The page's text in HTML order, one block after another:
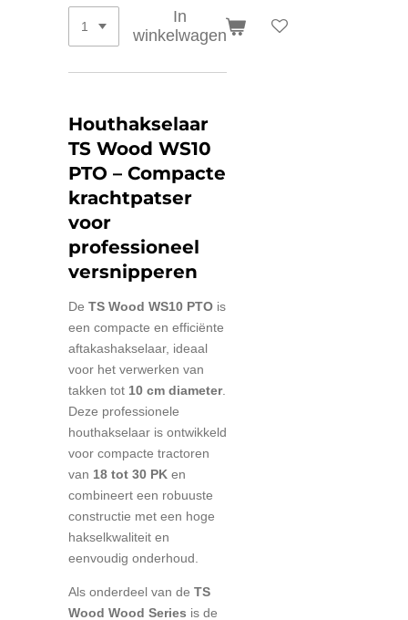
In
winkelwagen
Houthakselaar
TS Wood WS10
PTO – Compacte
krachtpatser
voor
professioneel
versnipperen
De TS Wood WS10 PTO is
een compacte en efficiënte
aftakashakselaar, ideaal
voor het verwerken van
takken tot 10 cm diameter.
Deze professionele
houthakselaar is ontwikkeld
voor compacte tractoren
van 18 tot 30 PK en
combineert een robuuste
constructie met een hoge
hakselkwaliteit en
eenvoudig onderhoud.
Als onderdeel van de TS
Wood Wood Series is de